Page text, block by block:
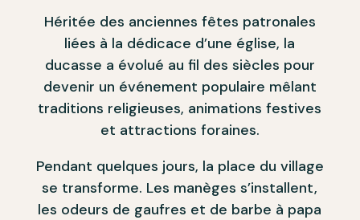
Héritée des anciennes fêtes patronales
liées à la dédicace d’une église, la
ducasse a évolué au fil des siècles pour
devenir un événement populaire mêlant
traditions religieuses, animations festives
et attractions foraines.
Pendant quelques jours, la place du village
se transforme. Les manèges s’installent,
les odeurs de gaufres et de barbe à papa